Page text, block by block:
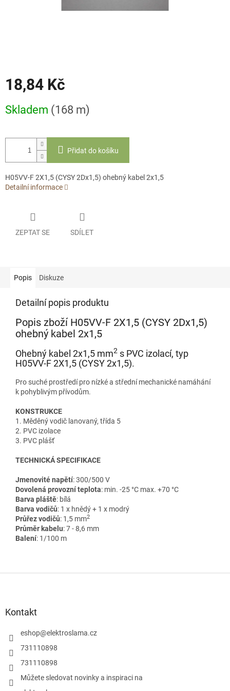
18,84 Kč
cena:
Skladem (168 m)
Přidat do košíku
H05VV-F 2X1,5 (CYSY 2Dx1,5) ohebný kabel 2x1,5
Detailní informace
ZEPTAT SE SDÍLET
Popis Diskuze
Detailní popis produktu
Popis zboží H05VV-F 2X1,5 (CYSY 2Dx1,5)
ohebný kabel 2x1,5
Ohebný kabel 2x1,5 mm2 s PVC izolací, typ
H05VV-F 2X1,5 (CYSY 2x1,5).
Pro suché prostředí pro nízké a střední mechanické namáhání
k pohyblivým přívodům.
KONSTRUKCE
1. Měděný vodič lanovaný, třída 5
2. PVC izolace
3. PVC plášť
TECHNICKÁ SPECIFIKACE
Jmenovité napětí: 300/500 V
Dovolená provozní teplota: min. -25 °C max. +70 °C
Barva pláště: bílá
Barva vodičů: 1 x hnědý + 1 x modrý
Průřez vodičů: 1,5 mm2
Průměr kabelu: 7 - 8,6 mm
Balení: 1/100 m
Kontakt
eshop@elektroslama.cz
731110898
731110898
Můžete sledovat novinky a inspiraci na